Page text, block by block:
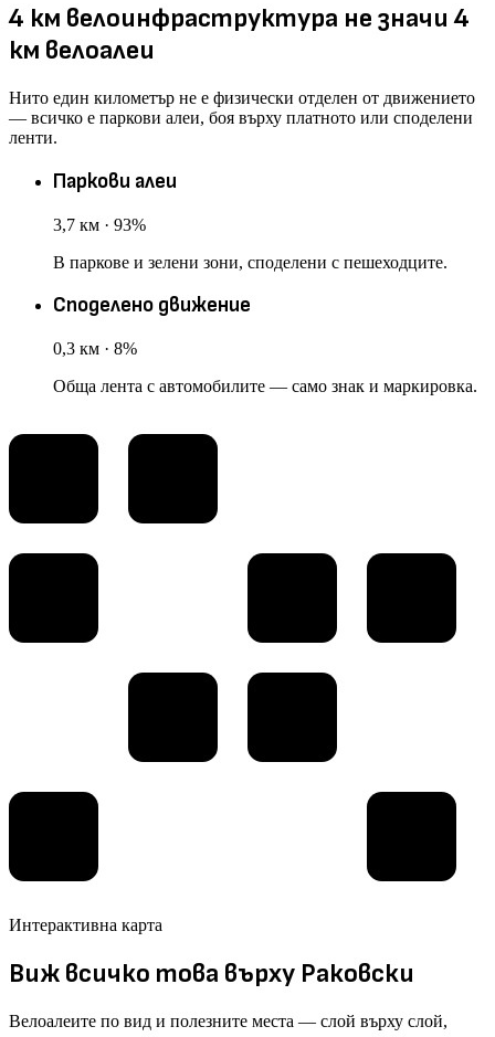
4 км велоинфраструктура не значи 4
км велоалеи
Нито един километър не е физически отделен от движението
— всичко е паркови алеи, боя върху платното или споделени
ленти.
Паркови алеи
3,7 км · 93%
В паркове и зелени зони, споделени с пешеходците.
Споделено движение
0,3 км · 8%
Обща лента с автомобилите — само знак и маркировка.
Интерактивна карта
Виж всичко това върху Раковски
Велоалеите по вид и полезните места — слой върху слой,